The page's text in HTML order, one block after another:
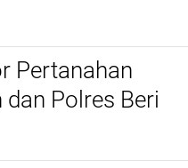
Pertanahan
Polres Beri